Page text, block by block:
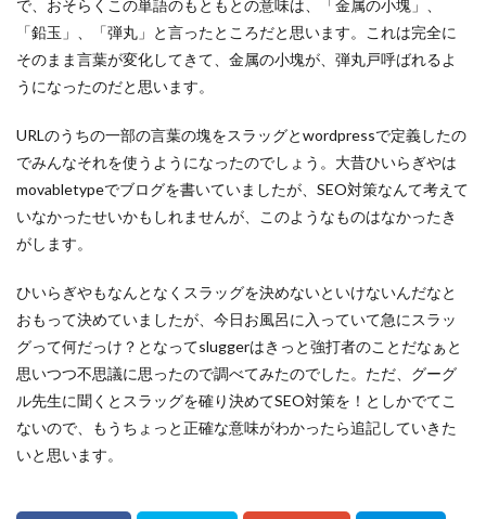
で、おそらくこの単語のもともとの意味は、「金属の小塊」、
「鉛玉」、「弾丸」と言ったところだと思います。これは完全に
そのまま言葉が変化してきて、金属の小塊が、弾丸戸呼ばれるよ
うになったのだと思います。
URLのうちの一部の言葉の塊をスラッグとwordpressで定義したの
でみんなそれを使うようになったのでしょう。大昔ひいらぎやは
movabletypeでブログを書いていましたが、SEO対策なんて考えて
いなかったせいかもしれませんが、このようなものはなかったき
がします。
ひいらぎやもなんとなくスラッグを決めないといけないんだなと
おもって決めていましたが、今日お風呂に入っていて急にスラッ
グって何だっけ？となってsluggerはきっと強打者のことだなぁと
思いつつ不思議に思ったので調べてみたのでした。ただ、グーグ
ル先生に聞くとスラッグを確り決めてSEO対策を！としかでてこ
ないので、もうちょっと正確な意味がわかったら追記していきた
いと思います。